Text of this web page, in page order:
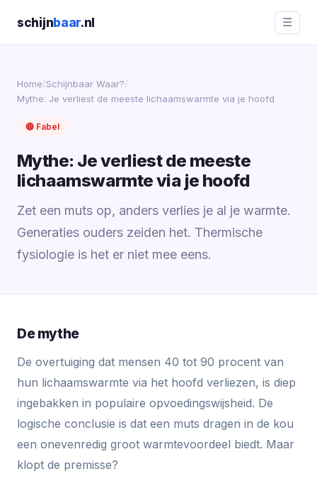
schijnbaar.nl ☰
Home/Schijnbaar Waar?/
Mythe: Je verliest de meeste lichaamswarmte via je hoofd
🔴 Fabel
Mythe: Je verliest de meeste
lichaamswarmte via je hoofd
Zet een muts op, anders verlies je al je warmte.
Generaties ouders zeiden het. Thermische
fysiologie is het er niet mee eens.
De mythe
De overtuiging dat mensen 40 tot 90 procent van
hun lichaamswarmte via het hoofd verliezen, is diep
ingebakken in populaire opvoedingswijsheid. De
logische conclusie is dat een muts dragen in de kou
een onevenredig groot warmtevoordeel biedt. Maar
klopt de premisse?